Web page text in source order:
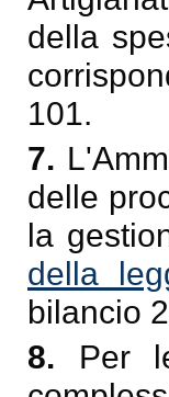
della
101.
7.
delle
la
della
bilancio
8. Per